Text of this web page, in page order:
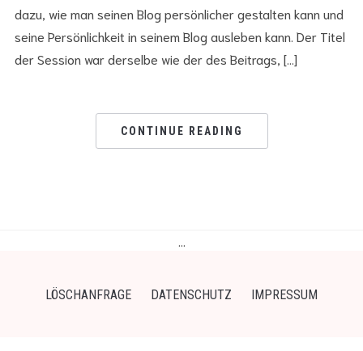
dazu, wie man seinen Blog persönlicher gestalten kann und
seine Persönlichkeit in seinem Blog ausleben kann. Der Titel
der Session war derselbe wie der des Beitrags, […]
CONTINUE READING
LÖSCHANFRAGE DATENSCHUTZ IMPRESSUM